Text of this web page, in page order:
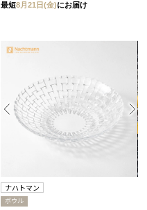
最短8月21日(金)にお届け
ナハトマン
ボウル